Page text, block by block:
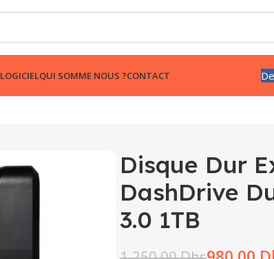
LOGICIELQUI SOMME NOUS ?CONTACT
Disque Dur
DashDrive
3.0 1TB